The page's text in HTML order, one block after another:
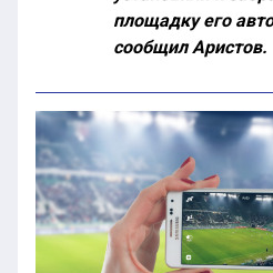
площадку его
сообщил Аристов.